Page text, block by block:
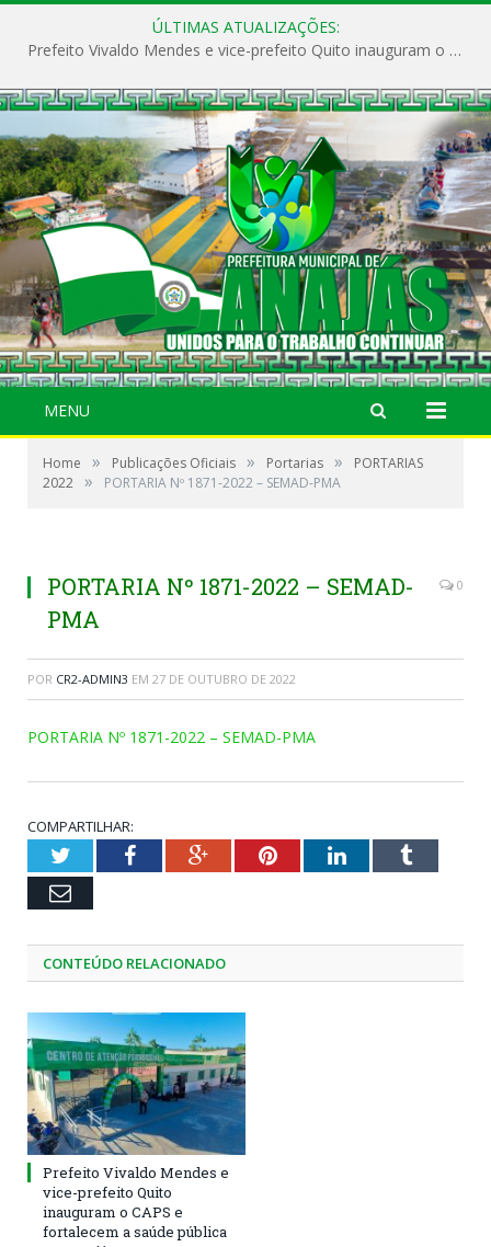
ÚLTIMAS ATUALIZAÇÕES:
Prefeito Vivaldo Mendes e vice-prefeito Quito inauguram o CAPS e fortalecem a saúde pública em Anajás.
MENU
Home » Publicações Oficiais » Portarias »
PORTARIAS
2022 » PORTARIA Nº 1871-2022 – SEMAD-PMA
PORTARIA Nº 1871-2022 – SEMAD-
PMA
0
POR CR2-ADMIN3 EM 27 DE OUTUBRO DE 2022
PORTARIA Nº 1871-2022 – SEMAD-PMA
COMPARTILHAR:
TwitterFacebookGoogle+PinterestLinkedInTumblr
Email
CONTEÚDO RELACIONADO
Prefeito Vivaldo Mendes e
vice-prefeito Quito
inauguram o CAPS e
fortalecem a saúde pública